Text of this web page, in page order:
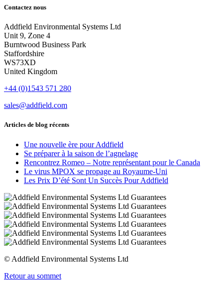
Contactez nous
Addfield Environmental Systems Ltd
Unit 9, Zone 4
Burntwood Business Park
Staffordshire
WS73XD
United Kingdom
+44 (0)1543 571 280
sales@addfield.com
Articles de blog récents
Une nouvelle ère pour Addfield
Se préparer à la saison de l’agnelage
Rencontrez Romeo – Notre représentant pour le Canada
Le virus MPOX se propage au Royaume-Uni
Les Prix D’été Sont Un Succès Pour Addfield
© Addfield Environmental Systems Ltd
Retour au sommet